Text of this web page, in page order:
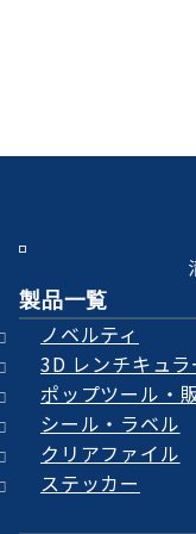
製品一覧
ノベルティ
3D レンチキュラ
ポップツール・
シール・ラベル
クリアファイル
ステッカー